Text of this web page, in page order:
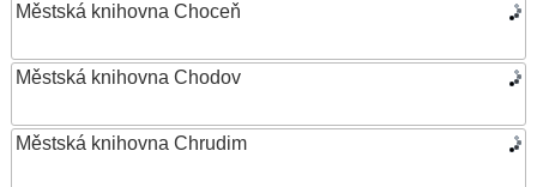
Městská knihovna Choceň
Městská knihovna Chodov
Městská knihovna Chrudim